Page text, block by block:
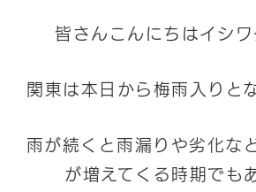
皆さんこんにちはイシワ
関東は本日から梅雨入りと
雨が続くと雨漏りや劣化な
が増えてくる時期でも